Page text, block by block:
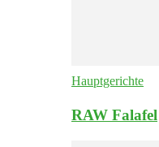
Hauptgerichte
RAW Falafel